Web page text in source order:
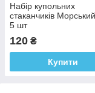
Набір купольних
стаканчиків Морський
5 шт
120 ₴
Купити